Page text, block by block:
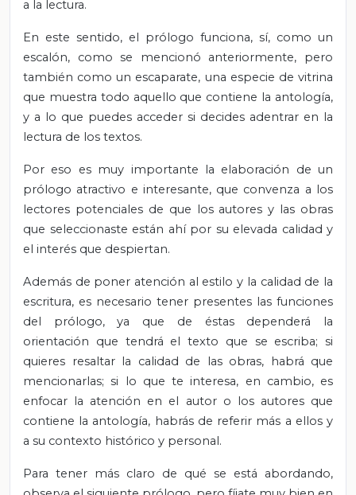
a la lectura.
En este sentido, el prólogo funciona, sí, como un
escalón, como se mencionó anteriormente, pero
también como un escaparate, una especie de vitrina
que muestra todo aquello que contiene la antología,
y a lo que puedes acceder si decides adentrar en la
lectura de los textos.
Por eso es muy importante la elaboración de un
prólogo atractivo e interesante, que convenza a los
lectores potenciales de que los autores y las obras
que seleccionaste están ahí por su elevada calidad y
el interés que despiertan.
Además de poner atención al estilo y la calidad de la
escritura, es necesario tener presentes las funciones
del prólogo, ya que de éstas dependerá la
orientación que tendrá el texto que se escriba; si
quieres resaltar la calidad de las obras, habrá que
mencionarlas; si lo que te interesa, en cambio, es
enfocar la atención en el autor o los autores que
contiene la antología, habrás de referir más a ellos y
a su contexto histórico y personal.
Para tener más claro de qué se está abordando,